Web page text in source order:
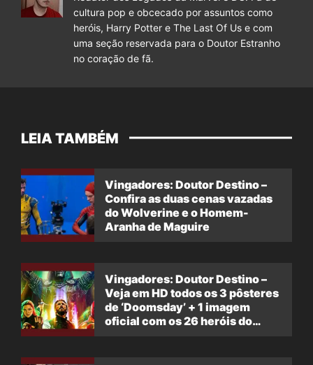
cultura pop e obcecado por assuntos como
heróis, Harry Potter e The Last Of Us e com
uma seção reservada para o Doutor Estranho
no coração de fã.
LEIA TAMBÉM
Vingadores: Doutor Destino –
Confira as duas cenas vazadas
do Wolverine e o Homem-
Aranha de Maguire
Vingadores: Doutor Destino –
Veja em HD todos os 3 pôsteres
de ‘Doomsday’ + 1 imagem
oficial com os 26 heróis do